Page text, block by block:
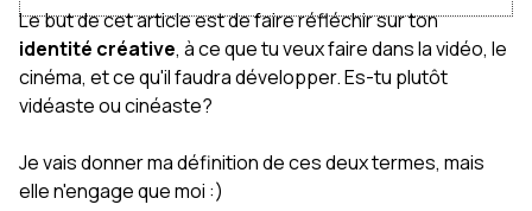
Le but de cet article est de faire réfléchir sur ton
identité créative, à ce que tu veux faire dans la vidéo, le
cinéma, et ce qu'il faudra développer. Es-tu plutôt
vidéaste ou cinéaste?
Je vais donner ma définition de ces deux termes, mais
elle n'engage que moi :)